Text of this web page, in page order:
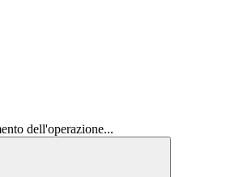
dell'operazione...